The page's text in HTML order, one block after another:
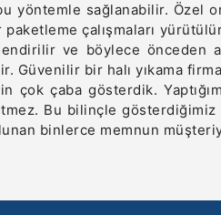
yöntemle sağlanabilir. Özel
çalışmaları
ve böylece önceden
Güvenilir bir halı yıkama
çok çaba gösterdik.
Bu bilinçle
binlerce memnun